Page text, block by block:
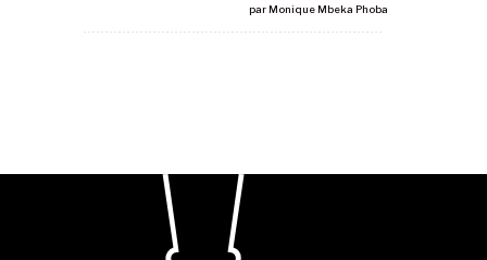
parMonique Mbeka Phoba